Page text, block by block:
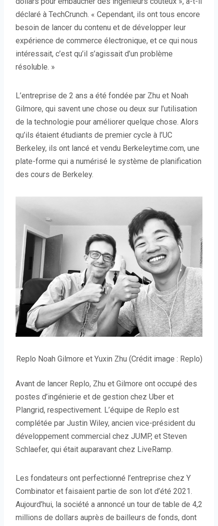
déclaré à TechCrunch. « Cependant, ils ont tous encore
besoin de lancer du contenu et de développer leur
expérience de commerce électronique, et ce qui nous
intéressait, c’est qu’il s’agissait d’un problème
résoluble. »
L’entreprise de 2 ans a été fondée par Zhu et Noah
Gilmore, qui savent une chose ou deux sur l’utilisation
de la technologie pour améliorer quelque chose. Alors
qu’ils étaient étudiants de premier cycle à l’UC
Berkeley, ils ont lancé et vendu Berkeleytime.com, une
plate-forme qui a numérisé le système de planification
des cours de Berkeley.
Replo Noah Gilmore et Yuxin Zhu (Crédit image : Replo)
Avant de lancer Replo, Zhu et Gilmore ont occupé des
postes d’ingénierie et de gestion chez Uber et
Plangrid, respectivement. L’équipe de Replo est
complétée par Justin Wiley, ancien vice-président du
développement commercial chez JUMP, et Steven
Schlaefer, qui était auparavant chez LiveRamp.
Les fondateurs ont perfectionné l’entreprise chez Y
Combinator et faisaient partie de son lot d’été 2021.
Aujourd’hui, la société a annoncé un tour de table de 4,2
millions de dollars auprès de bailleurs de fonds, dont